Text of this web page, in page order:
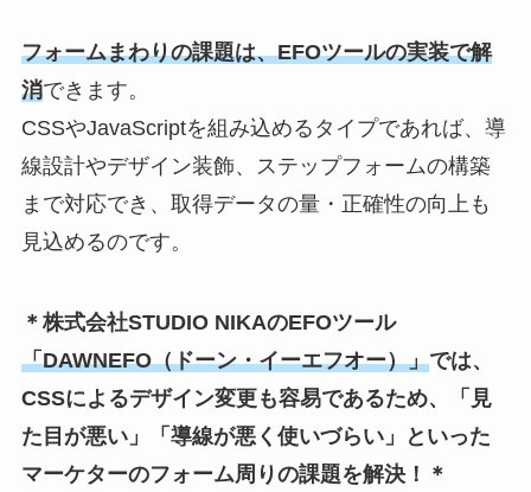
フォームまわりの課題は、EFOツールの実装で解
消できます。
CSSやJavaScriptを組み込めるタイプであれば、導
線設計やデザイン装飾、ステップフォームの構築
まで対応でき、取得データの量・正確性の向上も
見込めるのです。
＊株式会社STUDIO NIKAのEFOツール
「DAWNEFO（ドーン・イーエフオー）」では、
CSSによるデザイン変更も容易であるため、「見
た目が悪い」「導線が悪く使いづらい」といった
マーケターのフォーム周りの課題を解決！＊